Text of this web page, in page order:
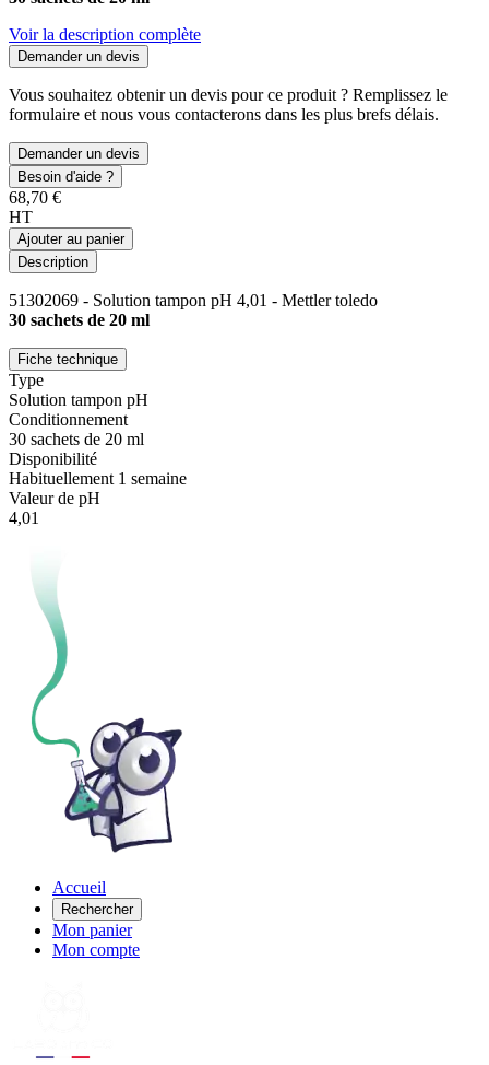
Voir la description complète
Demander un devis
Vous souhaitez obtenir un devis pour ce produit ? Remplissez le
formulaire et nous vous contacterons dans les plus brefs délais.
Demander un devis
Besoin d'aide ?
68,70 €
HT
Ajouter au panier
Description
51302069 - Solution tampon pH 4,01 - Mettler toledo
30 sachets de 20 ml
Fiche technique
Type
Solution tampon pH
Conditionnement
30 sachets de 20 ml
Disponibilité
Habituellement 1 semaine
Valeur de pH
4,01
Accueil
Rechercher
Mon panier
Mon compte